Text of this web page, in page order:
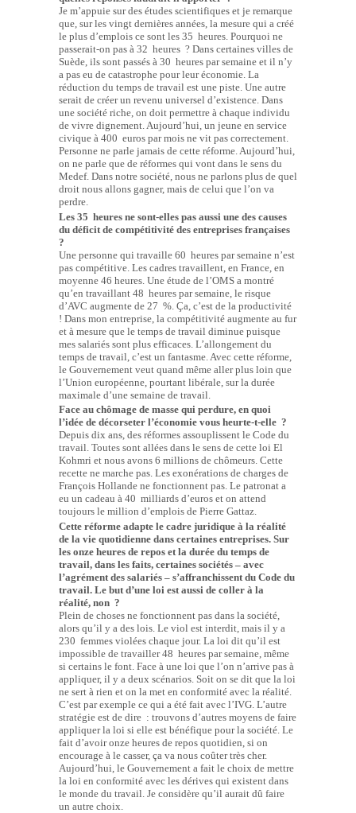
Je m’appuie sur des études scientifiques et je remarque
que, sur les vingt dernières années, la mesure qui a créé
le plus d’emplois ce sont les 35 heures. Pourquoi ne
passerait-on pas à 32 heures ? Dans certaines villes de
Suède, ils sont passés à 30 heures par semaine et il n’y
a pas eu de catastrophe pour leur économie. La
réduction du temps de travail est une piste. Une autre
serait de créer un revenu universel d’existence. Dans
une société riche, on doit permettre à chaque individu
de vivre dignement. Aujourd’hui, un jeune en service
civique à 400 euros par mois ne vit pas correctement.
Personne ne parle jamais de cette réforme. Aujourd’hui,
on ne parle que de réformes qui vont dans le sens du
Medef. Dans notre société, nous ne parlons plus de quel
droit nous allons gagner, mais de celui que l’on va
perdre.
Les 35 heures ne sont-elles pas aussi une des causes
du déficit de compétitivité des entreprises françaises
?
Une personne qui travaille 60 heures par semaine n’est
pas compétitive. Les cadres travaillent, en France, en
moyenne 46 heures. Une étude de l’OMS a montré
qu’en travaillant 48 heures par semaine, le risque
d’AVC augmente de 27 %. Ça, c’est de la productivité
! Dans mon entreprise, la compétitivité augmente au fur
et à mesure que le temps de travail diminue puisque
mes salariés sont plus efficaces. L’allongement du
temps de travail, c’est un fantasme. Avec cette réforme,
le Gouvernement veut quand même aller plus loin que
l’Union européenne, pourtant libérale, sur la durée
maximale d’une semaine de travail.
Face au chômage de masse qui perdure, en quoi
l’idée de décorseter l’économie vous heurte-t-elle ?
Depuis dix ans, des réformes assouplissent le Code du
travail. Toutes sont allées dans le sens de cette loi El
Kohmri et nous avons 6 millions de chômeurs. Cette
recette ne marche pas. Les exonérations de charges de
François Hollande ne fonctionnent pas. Le patronat a
eu un cadeau à 40 milliards d’euros et on attend
toujours le million d’emplois de Pierre Gattaz.
Cette réforme adapte le cadre juridique à la réalité
de la vie quotidienne dans certaines entreprises. Sur
les onze heures de repos et la durée du temps de
travail, dans les faits, certaines sociétés – avec
l’agrément des salariés – s’affranchissent du Code du
travail. Le but d’une loi est aussi de coller à la
réalité, non ?
Plein de choses ne fonctionnent pas dans la société,
alors qu’il y a des lois. Le viol est interdit, mais il y a
230 femmes violées chaque jour. La loi dit qu’il est
impossible de travailler 48 heures par semaine, même
si certains le font. Face à une loi que l’on n’arrive pas à
appliquer, il y a deux scénarios. Soit on se dit que la loi
ne sert à rien et on la met en conformité avec la réalité.
C’est par exemple ce qui a été fait avec l’IVG. L’autre
stratégie est de dire : trouvons d’autres moyens de faire
appliquer la loi si elle est bénéfique pour la société. Le
fait d’avoir onze heures de repos quotidien, si on
encourage à le casser, ça va nous coûter très cher.
Aujourd’hui, le Gouvernement a fait le choix de mettre
la loi en conformité avec les dérives qui existent dans
le monde du travail. Je considère qu’il aurait dû faire
un autre choix.